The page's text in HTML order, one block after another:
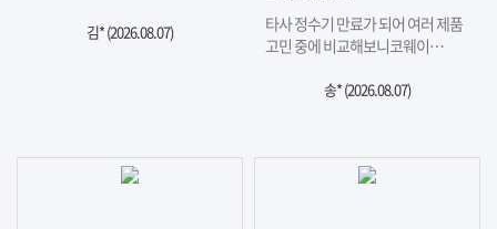
김* (2026.08.07)
타사 정수기 만료가 되어 여러 제품
고민 중에 비교해보니코웨이…
송* (2026.08.07)